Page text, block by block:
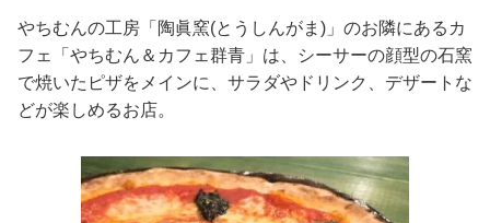
やちむんの工房「陶眞窯(とうしんがま)」のお隣にあるカ
フェ「やちむん＆カフェ群青」は、シーサーの顔型の石窯
で焼いたピザをメインに、サラダやドリンク、デザートな
どが楽しめるお店。